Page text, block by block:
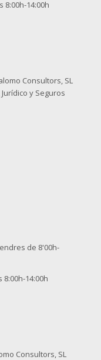
14:00h
Consultors, SL
y Seguros
de 8'00h-
14:00h
Consultors, SL